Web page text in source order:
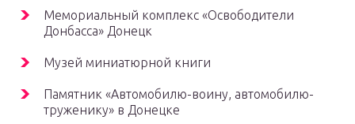
Мемориальный комплекс «Освободители
Донбасса» Донецк
Музей миниатюрной книги
Памятник «Автомобилю-воину, автомобилю-
труженику» в Донецке